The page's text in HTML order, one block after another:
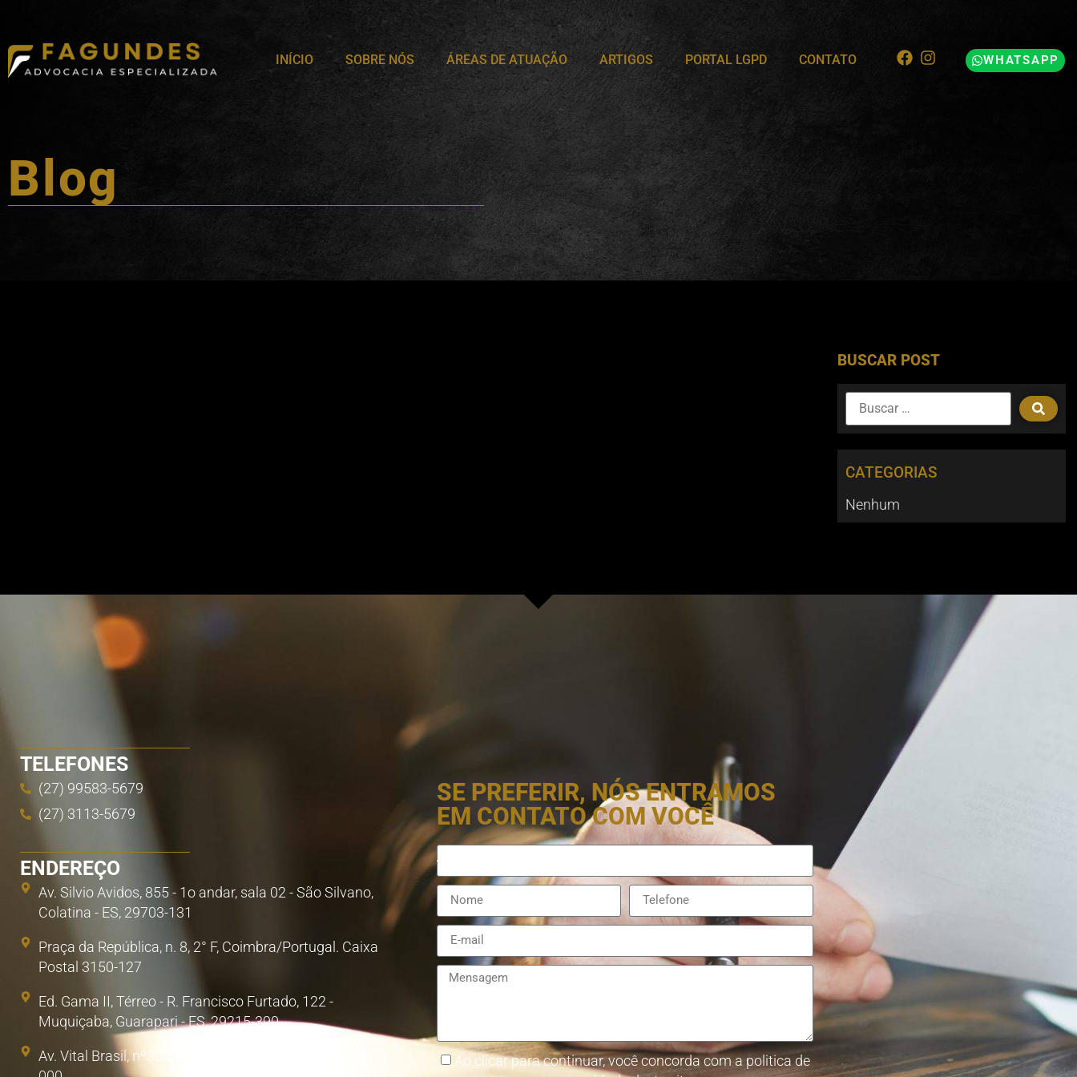
INÍCIO SOBRE NÓS ÁREAS DE ATUAÇÃO ARTIGOS PORTAL LGPD CONTATO WHATSAPP
Blog
BUSCAR POST
CATEGORIAS
Nenhum
TELEFONES
(27) 99583-5679
(27) 3113-5679
ENDEREÇO
Av. Silvio Avidos, 855 - 1o andar, sala 02 - São Silvano,
Colatina - ES, 29703-131
Praça da República, n. 8, 2° F, Coimbra/Portugal. Caixa
Postal 3150-127
Ed. Gama II, Térreo - R. Francisco Furtado, 122 -
Muquiçaba, Guarapari - ES, 29215-390
Av. Vital Brasil, nº300, Sala 1. Poá, São Paulo/SP. 08857-
SE PREFERIR, NÓS ENTRAMOS
EM CONTATO COM VOCÊ
Ao clicar para continuar, você concorda com a politica de